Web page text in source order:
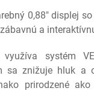
0,88" displej
a
systém
sa znižuje hluk a
prirodzené